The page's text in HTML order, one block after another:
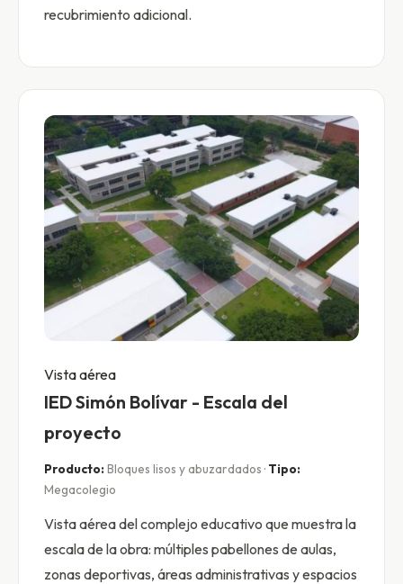
recubrimiento adicional.
Vista aérea
IED Simón Bolívar - Escala del
proyecto
Producto: Bloques lisos y abuzardados · Tipo:
Megacolegio
Vista aérea del complejo educativo que muestra la
escala de la obra: múltiples pabellones de aulas,
zonas deportivas, áreas administrativas y espacios